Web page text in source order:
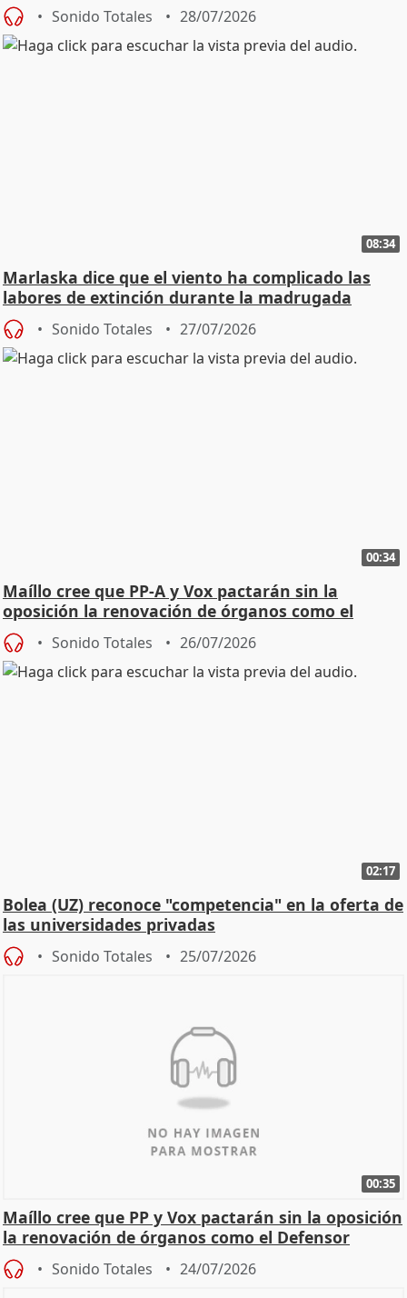
Sonido Totales 28/07/2026
08:34
Marlaska dice que el viento ha complicado las
labores de extinción durante la madrugada
Sonido Totales 27/07/2026
00:34
Maíllo cree que PP-A y Vox pactarán sin la
oposición la renovación de órganos como el
Defensor
Sonido Totales 26/07/2026
02:17
Bolea (UZ) reconoce "competencia" en la oferta de
las universidades privadas
Sonido Totales 25/07/2026
00:35
Maíllo cree que PP y Vox pactarán sin la oposición
la renovación de órganos como el Defensor
Sonido Totales 24/07/2026